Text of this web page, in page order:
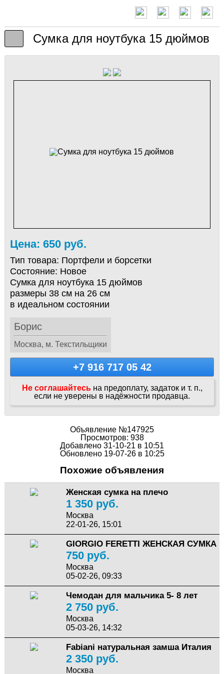
Cумка для ноутбука 15 дюймов
Цена: 650 руб.
Тип товара: Портфели и борсетки
Состояние: Новое
Сумка для ноутбука 15 дюймов
размеры 38 см на 26 см
в идеальном состоянии
Борис
Москва, м. Текстильщики
+7 916 717 05 42
Не соглашайтесь на предоплату, задаток и т. п.,
если не уверены в надёжности продавца.
Объявление №147925
Просмотров: 938
Добавлено 31-10-21 в 10:51
Обновлено 19-07-26 в 10:25
Похожие объявления
Женская сумка на плечо
1 350 руб.
Москва
22-01-26, 15:01
GIORGIO FERETTI ЖЕНСКАЯ СУМКА
750 руб.
Москва
05-02-26, 09:33
Чемодан для мальчика 5- 8 лет
2 750 руб.
Москва
05-03-26, 14:32
Fabiani натуральная замша Италия
2 350 руб.
Москва